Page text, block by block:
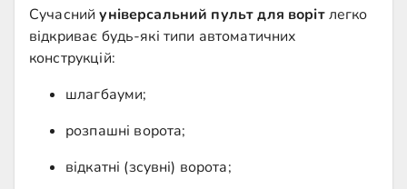
Сучаснийуніверсальний пульт для ворітлегко
відкриває будь-які типи автоматичних
конструкцій:
шлагбауми;
розпашні ворота;
відкатні (зсувні) ворота;